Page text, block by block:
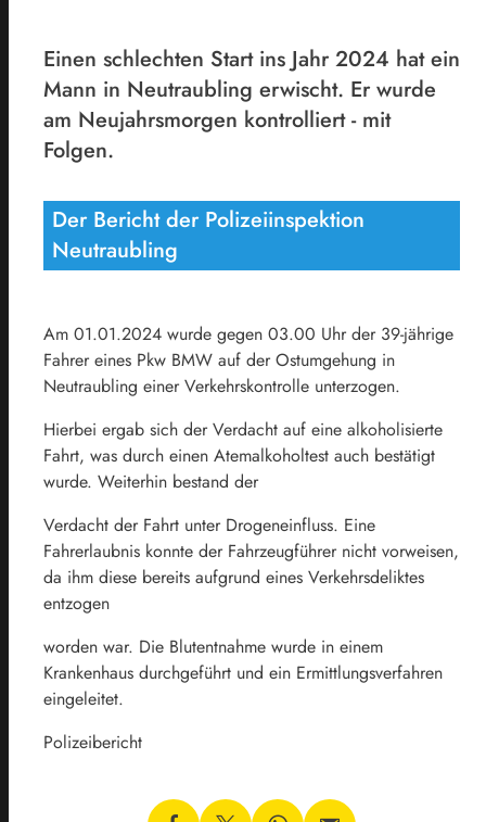
Einen schlechten Start ins Jahr 2024 hat ein
Mann in Neutraubling erwischt. Er wurde
am Neujahrsmorgen kontrolliert - mit
Folgen.
Der Bericht der Polizeiinspektion
Neutraubling
Am 01.01.2024 wurde gegen 03.00 Uhr der 39-jährige
Fahrer eines Pkw BMW auf der Ostumgehung in
Neutraubling einer Verkehrskontrolle unterzogen.
Hierbei ergab sich der Verdacht auf eine alkoholisierte
Fahrt, was durch einen Atemalkoholtest auch bestätigt
wurde. Weiterhin bestand der
Verdacht der Fahrt unter Drogeneinfluss. Eine
Fahrerlaubnis konnte der Fahrzeugführer nicht vorweisen,
da ihm diese bereits aufgrund eines Verkehrsdeliktes
entzogen
worden war. Die Blutentnahme wurde in einem
Krankenhaus durchgeführt und ein Ermittlungsverfahren
eingeleitet.
Polizeibericht